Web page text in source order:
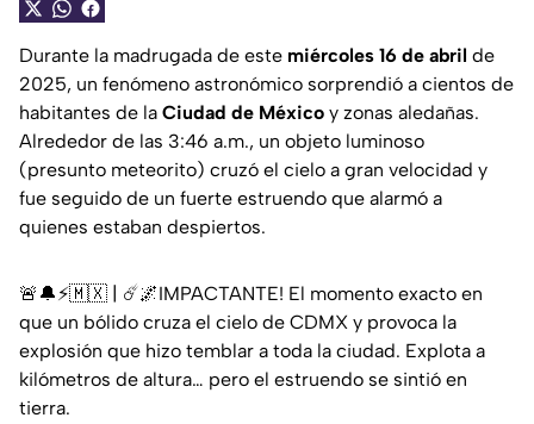
Durante la madrugada de este miércoles 16 de abril de
2025, un fenómeno astronómico sorprendió a cientos de
habitantes de la Ciudad de México y zonas aledañas.
Alrededor de las 3:46 a.m., un objeto luminoso
(presunto meteorito) cruzó el cielo a gran velocidad y
fue seguido de un fuerte estruendo que alarmó a
quienes estaban despiertos.
🚨🔔⚡🇲🇽 | ☄️🌌IMPACTANTE! El momento exacto en
que un bólido cruza el cielo de CDMX y provoca la
explosión que hizo temblar a toda la ciudad. Explota a
kilómetros de altura… pero el estruendo se sintió en
tierra.